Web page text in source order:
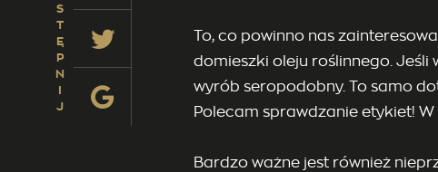
To, co powinno nas
domieszki oleju roślinnego. Jeśli
wyrób seropodobny. To samo
Polecam sprawdzanie etykiet!
Bardzo ważne jest również
S
T
Ę
P
N
I
J